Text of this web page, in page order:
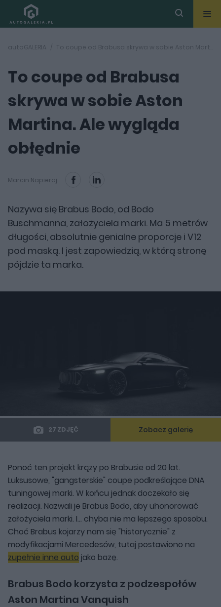
autoGALERIA To coupe od Brabusa skrywa w sobie Aston Martina. Ale wygląda obłędnie
To coupe od Brabusa
skrywa w sobie Aston
Martina. Ale wygląda
obłędnie
Marcin Napieraj
Nazywa się Brabus Bodo, od Bodo
Buschmanna, założyciela marki. Ma 5 metrów
długości, absolutnie genialne proporcje i V12
pod maską. I jest zapowiedzią, w którą stronę
pójdzie ta marka.
27 ZDJĘĆ Zobacz galerię
Ponoć ten projekt krąży po Brabusie od 20 lat.
Luksusowe, "gangsterskie" coupe podkreślające DNA
tuningowej marki. W końcu jednak doczekało się
realizacji. Nazwali je Brabus Bodo, aby uhonorować
założyciela marki. I... chyba nie ma lepszego sposobu.
Choć Brabus kojarzy nam się "historycznie" z
modyfikacjami Mercedesów, tutaj postawiono na
zupełnie inne auto jako bazę.
Brabus Bodo korzysta z podzespołów
Aston Martina Vanquish